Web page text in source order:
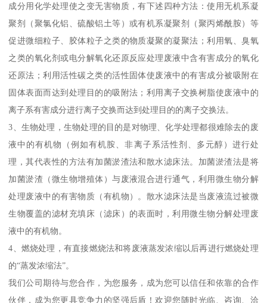
成分用化学处理使之变无害物质，有下述四种方法：使用无机系凝
聚剂（聚氯化铝、硫酸铝土等）或有机系凝聚剂（聚丙烯酰胺）等
促进微细粒子、胶体粒子之类的物质凝聚的凝聚法；利用氧、臭氧
之类的氧化剂或电分解氧化还原反应处理废液中含有害成分的氧化
还原法；利用活性碳之类的活性固体使废液中的有害成分被吸附在
固体表面而达到处理目的的吸附法；利用离子交换树脂使废液中的
离子系有害成分进行离子交换而达到处理目的的离子交换法。
3、生物处理，生物处理的目的是对物理、化学处理都很难除去的废
液中的有机物（例如有机胺、非离子系活性剂、多元醇）进行处
理，其代表性的方法有加菌淤渣法和散水滤床法。加菌淤渣法是将
加菌淤渣（微生物增殖体）与废液混合进行通气，利用微生物分解
处理废液中的有害物质（有机物）。散水滤床法是当废液流过被微
生物覆盖的滤材充填床（滤床）的表面时，利用微生物分解处理废
液中的有机物。
4、燃烧处理，有直接燃烧法和将废液蒸发浓缩以后再进行燃烧处理
的“蒸发浓缩法”。
我们公司期待与您合作，为您服务，成为您可以信任和依靠的合作
伙伴，成为您更具竞争力的坚强后盾！欢迎您随时光临、咨询、洽